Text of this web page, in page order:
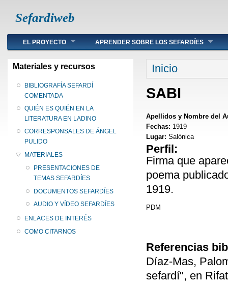
Sefardiweb
Main menu
EL PROYECTO APRENDER SOBRE LOS SEFARDÍES
Materiales y recursos
BIBLIOGRAFÍA SEFARDÍ
COMENTADA
QUIÉN ES QUIÉN EN LA
LITERATURA EN LADINO
CORRESPONSALES DE ÁNGEL
PULIDO
MATERIALES
PRESENTACIONES DE
TEMAS SEFARDÍES
DOCUMENTOS SEFARDÍES
AUDIO Y VÍDEO SEFARDÍES
ENLACES DE INTERÉS
COMO CITARNOS
Se encuentra
Inicio
SABI
Apellidos y Nombre del
Fechas: 1919
Lugar: Salónica
Perfil:
Firma que
poema
1919.
PDM
Referencias
Díaz-Mas,
sefardí", en